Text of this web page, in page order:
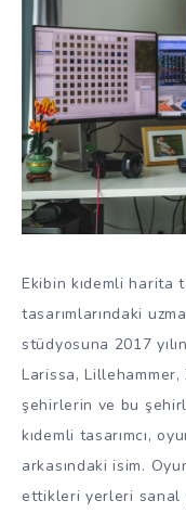
Ekibin kıdemli harita
tasarımlarındaki
stüdyosuna 2017
Larissa,
şehirlerin ve bu
kıdemli tasarımcı,
arkasındaki isim.
ettikleri yerleri sanal